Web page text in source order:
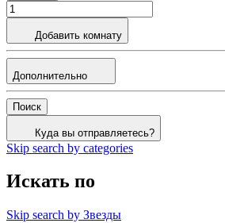
Добавить комнату
Дополнительно
Поиск
Куда вы отправляетесь?
Skip search by categories
Искать по
Skip search by Звезды